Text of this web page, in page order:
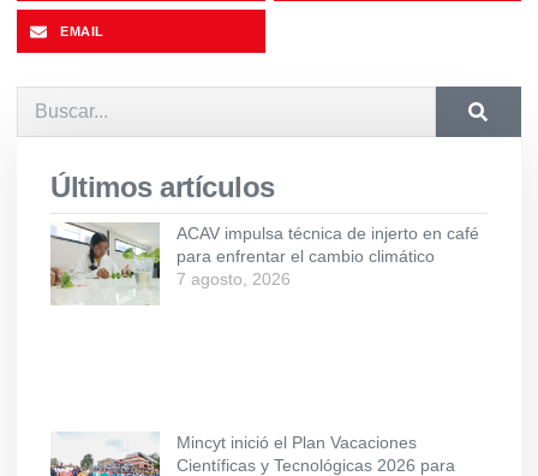
EMAIL
Últimos artículos
ACAV impulsa técnica de injerto en café
para enfrentar el cambio climático
7 agosto, 2026
Mincyt inició el Plan Vacaciones
Científicas y Tecnológicas 2026 para